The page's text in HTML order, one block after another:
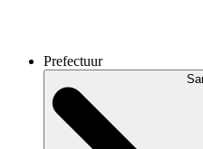
Prefectuur